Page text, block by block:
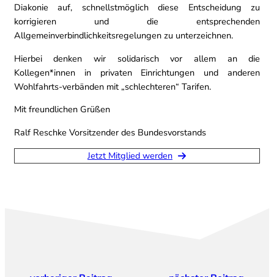
Diakonie auf, schnellstmöglich diese Entscheidung zu
korrigieren und die entsprechenden
Allgemeinverbindlichkeitsregelungen zu unterzeichnen.
Hierbei denken wir solidarisch vor allem an die
Kollegen*innen in privaten Einrichtungen und anderen
Wohlfahrts-verbänden mit „schlechteren“ Tarifen.
Mit freundlichen Grüßen
Ralf Reschke Vorsitzender des Bundesvorstands
Jetzt Mitglied werden